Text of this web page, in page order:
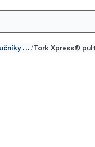
Zásobníky na papírové ručníky Multifold /